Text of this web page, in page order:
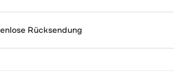
Rücksendung